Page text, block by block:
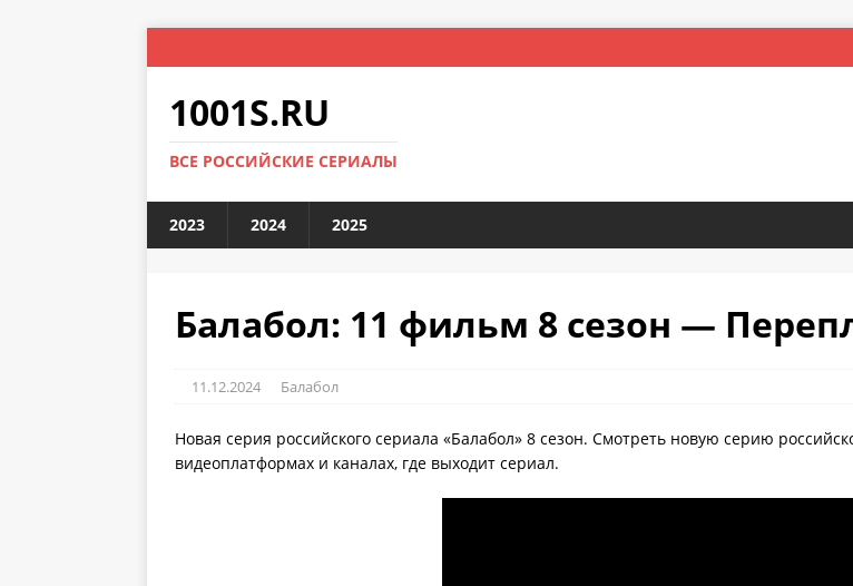
1001S.RU
ВСЕ РОССИЙСКИЕ СЕРИАЛЫ
2023 2024 2025
Балабол: 11 фильм 8 сезон —
11.12.2024 Балабол
Новая серия российского сериала «Балабол» 8 сезон. Смотреть новую серию
видеоплатформах и каналах, где выходит сериал.